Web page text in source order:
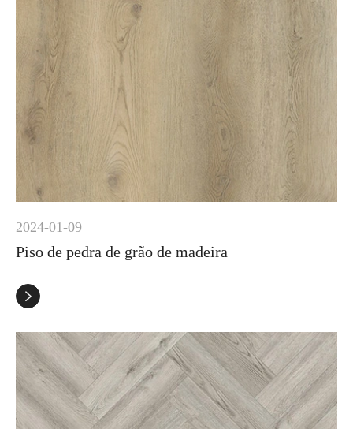
2024-01-09
Piso de pedra de grão de madeira
